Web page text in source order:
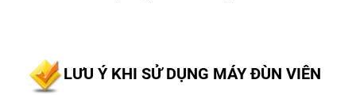
LƯU Ý KHI SỬ DỤNG MÁY ĐÙN VIÊN